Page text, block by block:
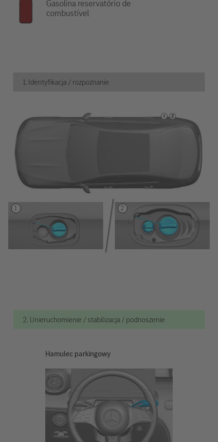
Gasolina reservatório de
combustível
1. Identyfikacja / rozpoznanie
2. Unieruchomienie / stabilizacja / podnoszenie
Hamulec parkingowy